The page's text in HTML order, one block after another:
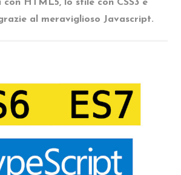
HTML5, lo stile con CSS3 e
al meraviglioso Javascript.